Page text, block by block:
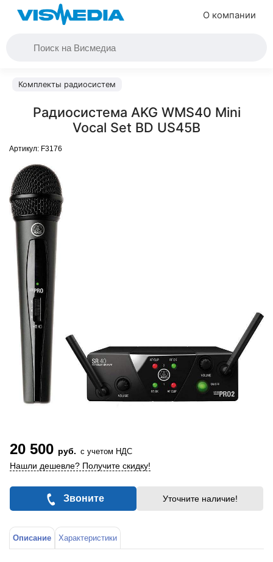
О компании
Комплекты радиосистем
Радиосистема AKG WMS40 Mini
Vocal Set BD US45B
Артикул: F3176
20 500 руб. с учетом НДС
Нашли дешевле? Получите скидку!
Звоните Уточните наличие!
Описание Характеристики